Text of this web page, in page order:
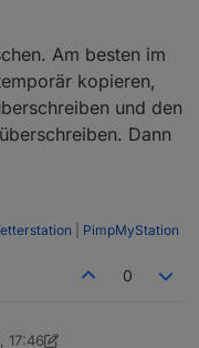
Am besten im
kopieren,
und den
Dann
PimpMyStation
0
17:46